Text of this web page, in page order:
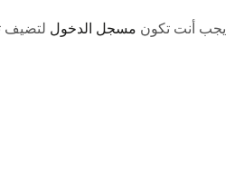
يجب أنت تكون مسجل الدخول لتضيف